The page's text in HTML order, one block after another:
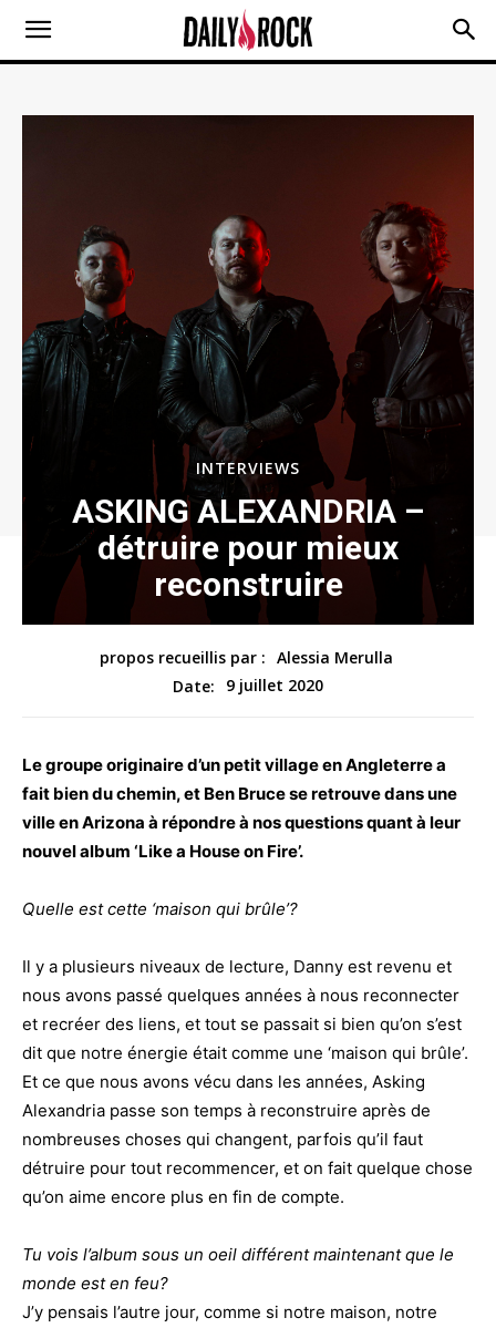
INTERVIEWS
ASKING ALEXANDRIA –
détruire pour mieux
reconstruire
propos recueillis par : Alessia Merulla
Date:
9 juillet 2020
Le groupe originaire d’un petit village en Angleterre a
fait bien du chemin, et Ben Bruce se retrouve dans une
ville en Arizona à répondre à nos questions quant à leur
nouvel album ‘Like a House on Fire’.
Quelle est cette ‘maison qui brûle’?
Il y a plusieurs niveaux de lecture, Danny est revenu et
nous avons passé quelques années à nous reconnecter
et recréer des liens, et tout se passait si bien qu’on s’est
dit que notre énergie était comme une ‘maison qui brûle’.
Et ce que nous avons vécu dans les années, Asking
Alexandria passe son temps à reconstruire après de
nombreuses choses qui changent, parfois qu’il faut
détruire pour tout recommencer, et on fait quelque chose
qu’on aime encore plus en fin de compte.
Tu vois l’album sous un oeil différent maintenant que le
monde est en feu?
J’y pensais l’autre jour, comme si notre maison, notre